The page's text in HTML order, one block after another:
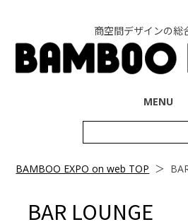
商空間デザインの総
MENU
索:
BAMBOO EXPO on web TOP ＞
BAR LOUNGE